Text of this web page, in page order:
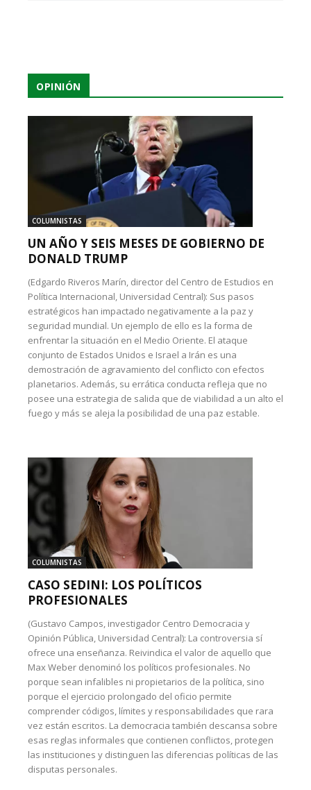
OPINIÓN
COLUMNISTAS
UN AÑO Y SEIS MESES DE GOBIERNO DE
DONALD TRUMP
(Edgardo Riveros Marín, director del Centro de Estudios en
Política Internacional, Universidad Central): Sus pasos
estratégicos han impactado negativamente a la paz y
seguridad mundial. Un ejemplo de ello es la forma de
enfrentar la situación en el Medio Oriente. El ataque
conjunto de Estados Unidos e Israel a Irán es una
demostración de agravamiento del conflicto con efectos
planetarios. Además, su errática conducta refleja que no
posee una estrategia de salida que de viabilidad a un alto el
fuego y más se aleja la posibilidad de una paz estable.
COLUMNISTAS
CASO SEDINI: LOS POLÍTICOS
PROFESIONALES
(Gustavo Campos, investigador Centro Democracia y
Opinión Pública, Universidad Central): La controversia sí
ofrece una enseñanza. Reivindica el valor de aquello que
Max Weber denominó los políticos profesionales. No
porque sean infalibles ni propietarios de la política, sino
porque el ejercicio prolongado del oficio permite
comprender códigos, límites y responsabilidades que rara
vez están escritos. La democracia también descansa sobre
esas reglas informales que contienen conflictos, protegen
las instituciones y distinguen las diferencias políticas de las
disputas personales.